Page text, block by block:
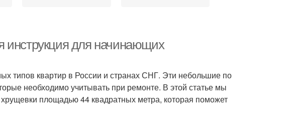
инструкция для начинающих
типов квартир в России и странах СНГ. Эти небольшие по
необходимо учитывать при ремонте. В этой статье мы
площадью 44 квадратных метра, которая поможет